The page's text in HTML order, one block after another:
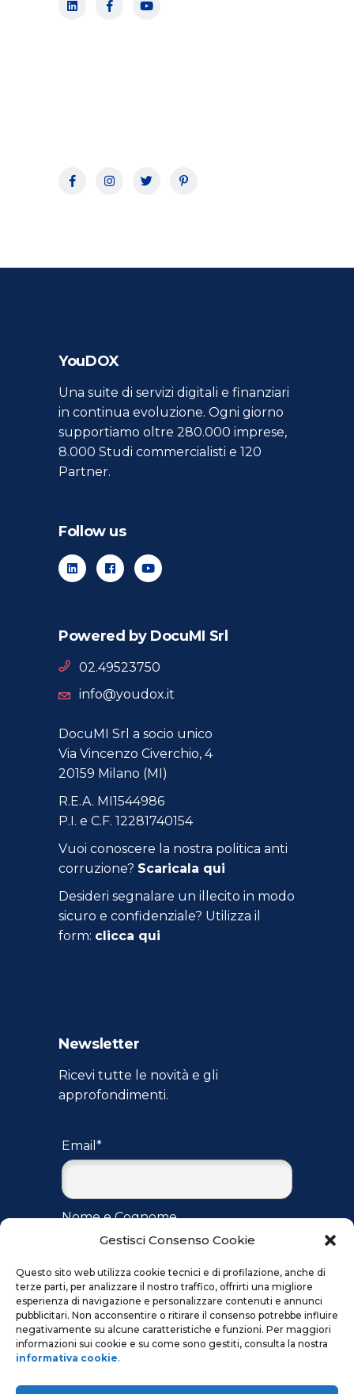
Gestisci Consenso Cookie
Questo sito web utilizza cookie tecnici e di profilazione, anche di
terze parti, per analizzare il nostro traffico, offrirti una migliore
esperienza di navigazione e personalizzare contenuti e annunci
pubblicitari. Non acconsentire o ritirare il consenso potrebbe influire
negativamente su alcune caratteristiche e funzioni. Per maggiori
informazioni sui cookie e su come sono gestiti, consulta la nostra
informativa cookie.
YouDOX
Una suite di servizi digitali e finanziari
in continua evoluzione. Ogni giorno
supportiamo oltre 280.000 imprese,
8.000 Studi commercialisti e 120
Partner.
Follow us
Powered by DocuMI Srl
02.49523750
info@youdox.it
DocuMI Srl a socio unico
Via Vincenzo Civerchio, 4
20159 Milano (MI)
R.E.A. MI1544986
P.I. e C.F. 12281740154
Vuoi conoscere la nostra politica anti
corruzione? Scaricala qui
Desideri segnalare un illecito in modo
sicuro e confidenziale? Utilizza il
form: clicca qui
Newsletter
Ricevi tutte le novità e gli
approfondimenti.
Email*
Nome e Cognome
Accettol'informativaper il
trattamento dei dati ai sensi del
regolamento UE 2016/679